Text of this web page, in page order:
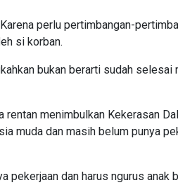
perlu pertimbangan-
si korban.
bukan berarti sudah selesai
menimbulkan Kekerasan
muda dan masih belum punya
pekerjaan dan harus ngurus anak